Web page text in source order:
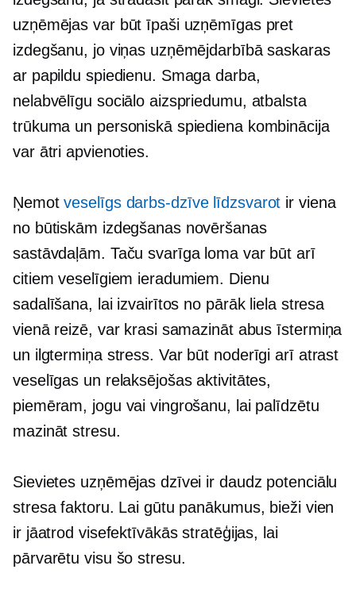
uzņēmējas var būt īpaši uzņēmīgas pret
izdegšanu, jo viņas uzņēmējdarbībā saskaras
ar papildu spiedienu. Smaga darba,
nelabvēlīgu sociālo aizspriedumu, atbalsta
trūkuma un personiskā spiediena kombinācija
var ātri apvienoties.
Ņemotveselīgs darbs-dzīvelīdzsvarot ir viena
no būtiskām izdegšanas novēršanas
sastāvdaļām. Taču svarīga loma var būt arī
citiem veselīgiem ieradumiem. Dienu
sadalīšana, lai izvairītos no pārāk liela stresa
vienā reizē, var krasi samazināt abusīstermiņa
un ilgtermiņastress. Var būt noderīgi arī atrast
veselīgas un relaksējošas aktivitātes,
piemēram, jogu vai vingrošanu, lai palīdzētu
mazināt stresu.
Sievietes uzņēmējas dzīvei ir daudz potenciālu
stresa faktoru. Lai gūtu panākumus, bieži vien
ir jāatrod visefektīvākās stratēģijas, lai
pārvarētu visu šo stresu.